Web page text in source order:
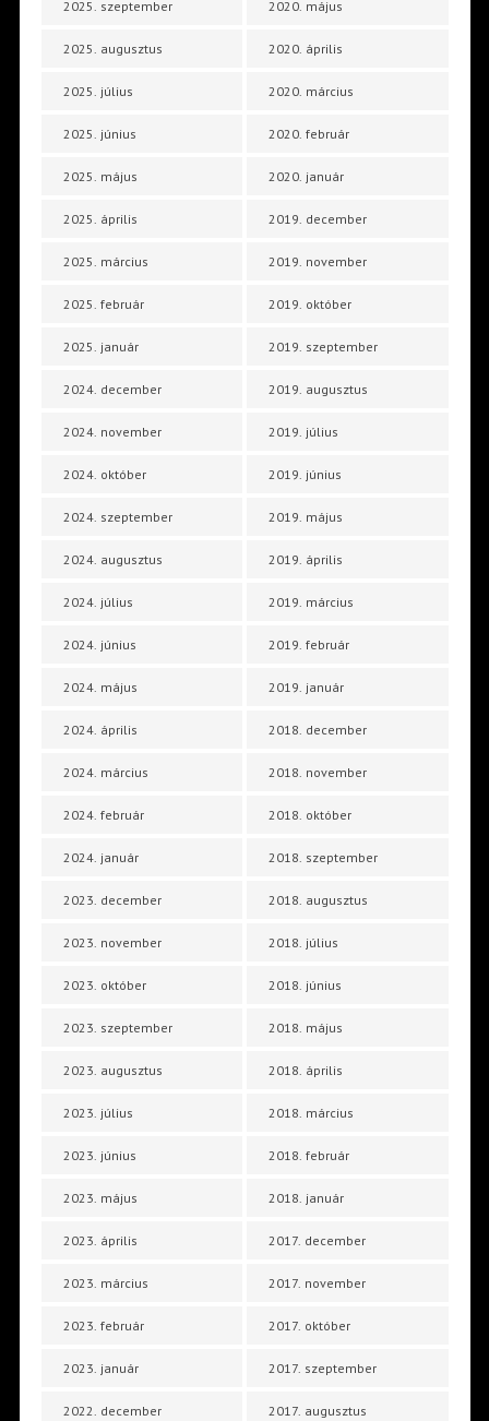
2025. szeptember
2025. augusztus
2025. július
2025. június
2025. május
2025. április
2025. március
2025. február
2025. január
2024. december
2024. november
2024. október
2024. szeptember
2024. augusztus
2024. július
2024. június
2024. május
2024. április
2024. március
2024. február
2024. január
2023. december
2023. november
2023. október
2023. szeptember
2023. augusztus
2023. július
2023. június
2023. május
2023. április
2023. március
2023. február
2023. január
2022. december
2020. május
2020. április
2020. március
2020. február
2020. január
2019. december
2019. november
2019. október
2019. szeptember
2019. augusztus
2019. július
2019. június
2019. május
2019. április
2019. március
2019. február
2019. január
2018. december
2018. november
2018. október
2018. szeptember
2018. augusztus
2018. július
2018. június
2018. május
2018. április
2018. március
2018. február
2018. január
2017. december
2017. november
2017. október
2017. szeptember
2017. augusztus